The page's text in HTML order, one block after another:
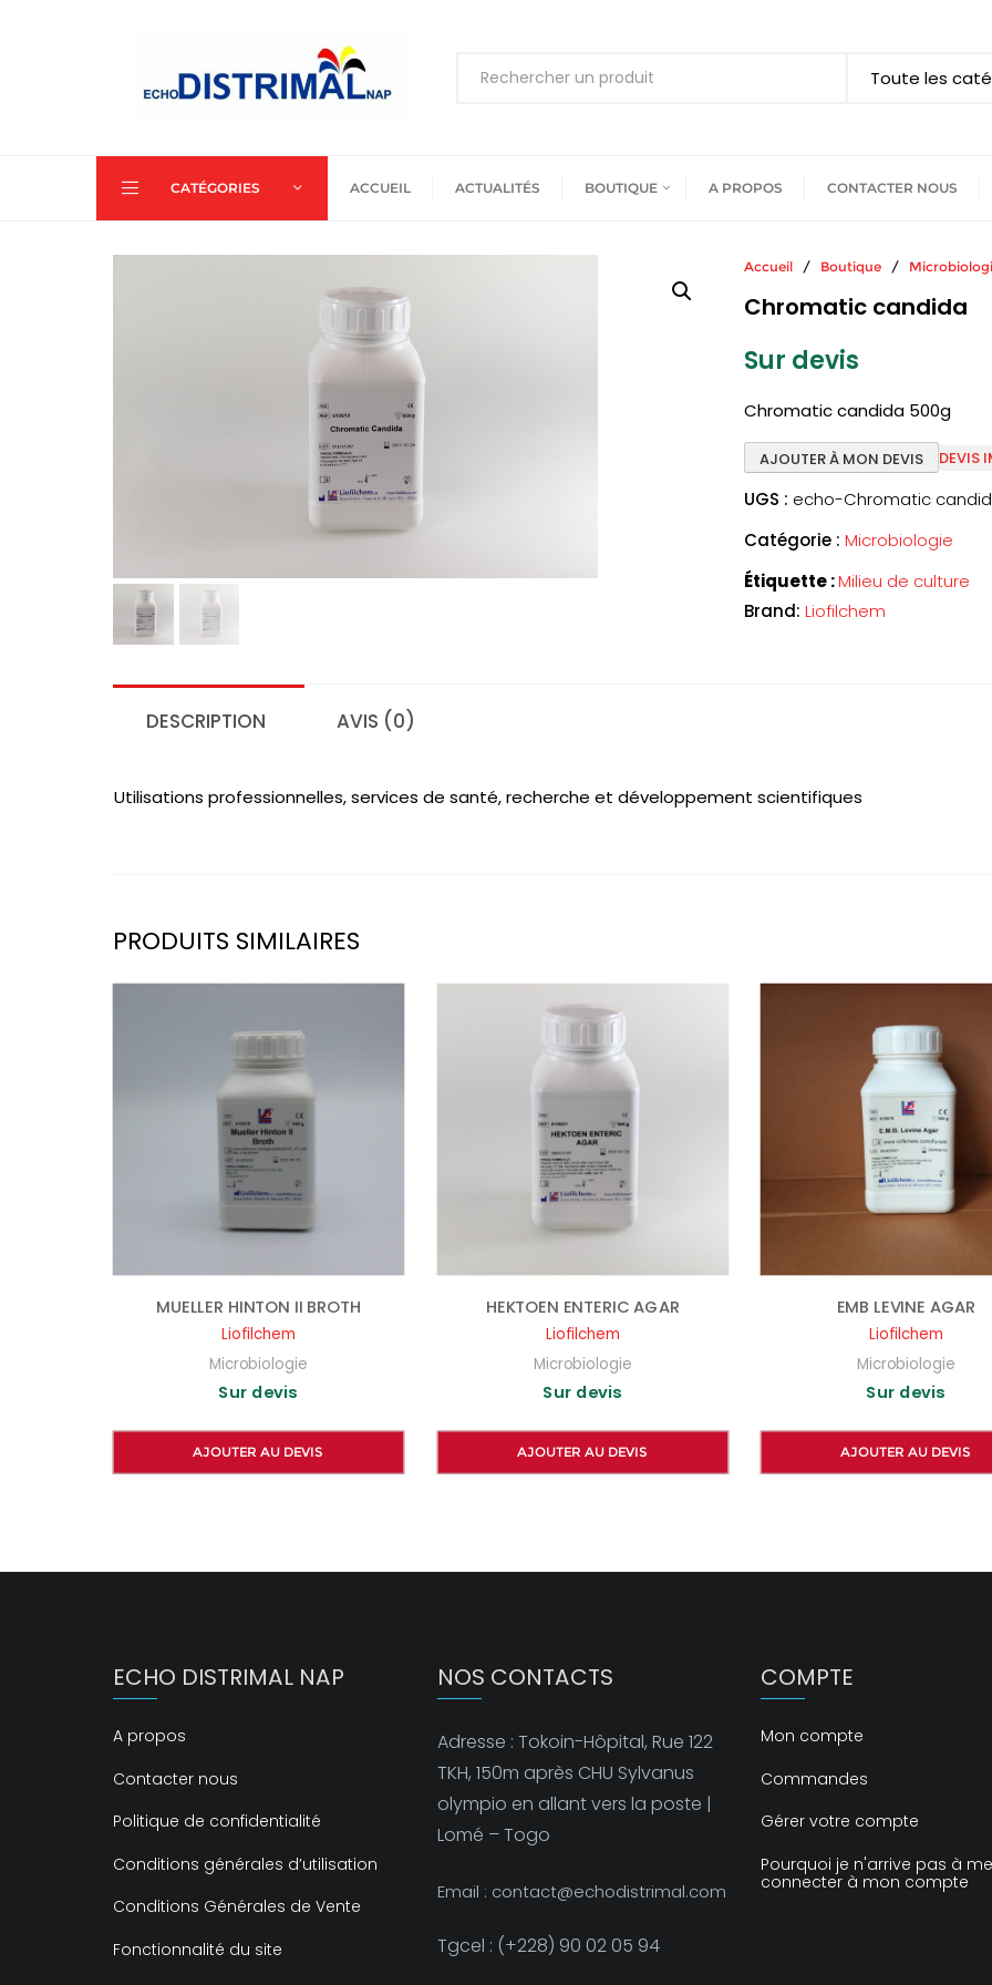
CATÉGORIES ACCUEIL ACTUALITÉS BOUTIQUE A PROPOS CONTACTER NOUS
Accueil / Boutique /
Chromatic candida
Sur devis
Chromatic candida 500g
AJOUTER À MON DEVIS DEVIS
UGS : echo-Chromatic
Catégorie : Microbiologie
Étiquette :Milieu de culture
Brand: Liofilchem
DESCRIPTION AVIS (0)
Utilisations professionnelles, services de santé, recherche et développement scientifiques
PRODUITS SIMILAIRES
MUELLER HINTON II BROTH
Liofilchem
Microbiologie
Sur devis
AJOUTER AU DEVIS
HEKTOEN ENTERIC AGAR
Liofilchem
Microbiologie
Sur devis
AJOUTER AU DEVIS
EMB LEVINE AGAR
Liofilchem
Microbiologie
Sur devis
AJOUTER AU DEVIS
ECHO DISTRIMAL NAP
A propos
Contacter nous
Politique de confidentialité
Conditions générales d’utilisation
Conditions Générales de Vente
Fonctionnalité du site
NOS CONTACTS
Adresse : Tokoin-Hôpital, Rue 122
TKH, 150m après CHU Sylvanus
olympio en allant vers la poste |
Lomé – Togo
Email : contact@echodistrimal.com
Tgcel : (+228) 90 02 05 94
COMPTE
Mon compte
Commandes
Gérer votre compte
Pourquoi je n'arrive pas à me
connecter à mon compte